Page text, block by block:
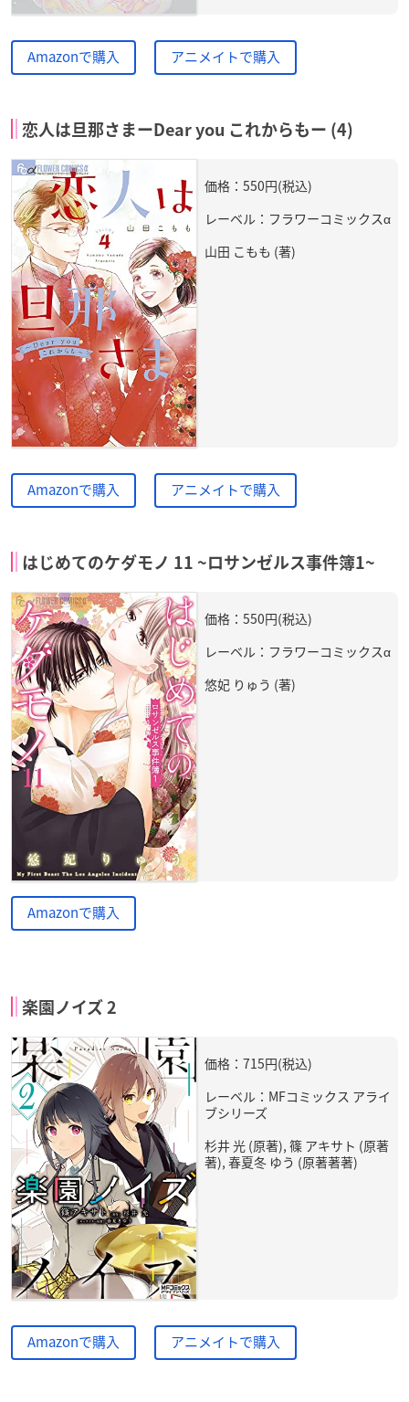
Amazonで購入 アニメイトで購入
恋人は旦那さまーDear you これからもー (4)
価格：550円(税込)
レーベル：フラワーコミックスα
山田 こもも (著)
Amazonで購入 アニメイトで購入
はじめてのケダモノ 11 ~ロサンゼルス事件簿1~
価格：550円(税込)
レーベル：フラワーコミックスα
悠妃 りゅう (著)
Amazonで購入
楽園ノイズ 2
価格：715円(税込)
レーベル：MFコミックス アライ
ブシリーズ
杉井 光 (原著), 篠 アキサト (原著
著), 春夏冬 ゆう (原著著著)
Amazonで購入 アニメイトで購入